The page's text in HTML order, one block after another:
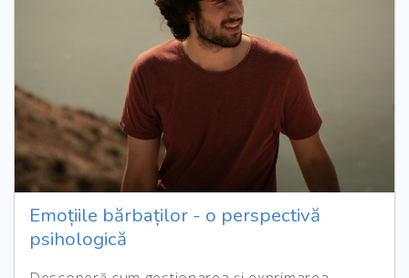
Emoțiile bărbaților - o perspectivă
psihologică